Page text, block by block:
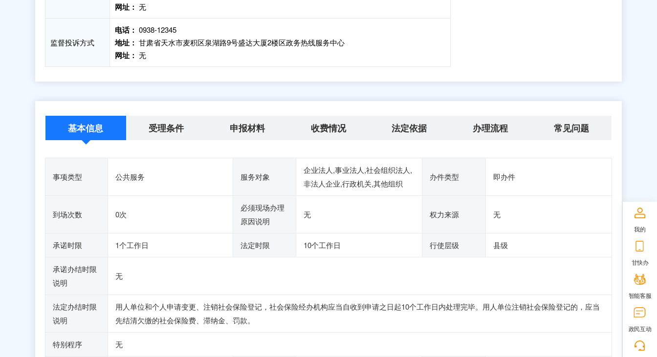
网址： 无
监督投诉方式
电话： 0938-12345
地址： 甘肃省天水市麦积区泉湖路9号盛达大厦2楼区政务热线服务中心
网址： 无
基本信息 受理条件 申报材料 收费情况 法定依据 办理流程 常见问题
事项类型 公共服务 服务对象
企业法人,事业法人,社会组织法人,
非法人企业,行政机关,其他组织
办件类型 即办件
到场次数 0次
必须现场办理
原因说明
无 权力来源 无
承诺时限 1个工作日 法定时限 10个工作日 行使层级 县级
承诺办结时限
说明
无
法定办结时限
说明
用人单位和个人申请变更、注销社会保险登记，社会保险经办机构应当自收到申请之日起10个工作日内处理完毕。用人单位注销社会保险登记的，应当
先结清欠缴的社会保险费、滞纳金、罚款。
特别程序 无
我的
甘快办
智能客服
政民互动